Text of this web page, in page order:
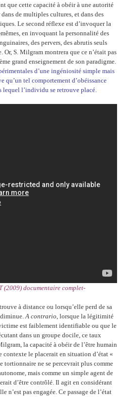
que cette capacité à obéir à une autorité
de multiples cultures, et dans des
Le second réflexe est d’invoquer la
en invoquant la personnalité des
des pervers, des abrutis seuls
Or, S. Milgram montrera que ce n’était pas
grand enseignement de son paradigme.
d’une ingéniosité simple mais
qu’un tel comportement d’obéissance
lequel l’individu se retrouve placé.
(2009) documentaire complet-
à distance ou lorsqu’elle perd de sa
diminue.A contrario, lorsque la légitimité
est faiblement identifiable ou que le
dans un groupe docile, ce taux
la capacité à obéir de l’être humain
contexte le placerait en situation d’état «
tortionnaire ne se percevrait plus comme
mais comme un simple agent de
d’être contrôlé. Il agit en considérant
n’est pas engagée. Ce passage de l’état